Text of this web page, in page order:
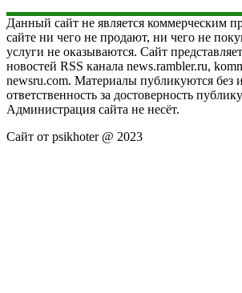
Данный сайт не является коммерческим
сайте ни чего не продают, ни чего не
услуги не оказываются. Сайт
новостей RSS канала news.rambler.ru,
newsru.com. Материалы публикуются без
ответственность за достоверность
Администрация сайта не несёт.
Сайт от psikhoter @ 2023